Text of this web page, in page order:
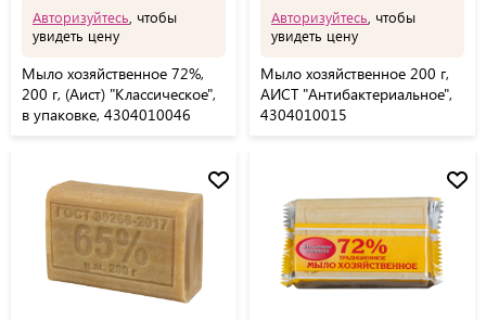
Авторизуйтесь , чтобы
увидеть цену
Мыло хозяйственное 72%,
200 г, (Аист) "Классическое",
в упаковке, 4304010046
Авторизуйтесь , чтобы
увидеть цену
Мыло хозяйственное 200 г,
АИСТ "Антибактериальное",
4304010015